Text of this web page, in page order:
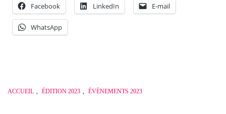
Facebook LinkedIn E-mail
WhatsApp
ACCUEIL , ÉDITION 2023 , ÉVÈNEMENTS 2023